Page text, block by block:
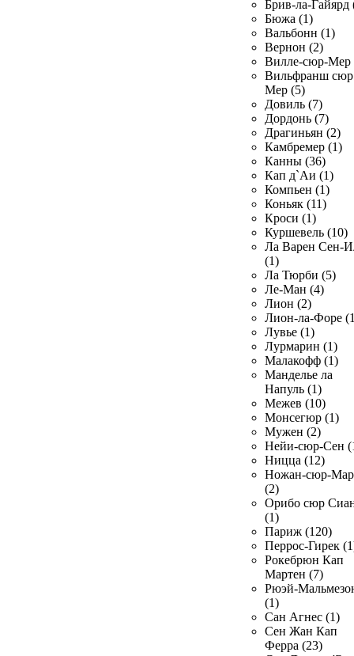
Брив-ла-Гайярд
Бюжа (1)
Вальбонн (1)
Вернон (2)
Вилле-сюр-Мер
Вильфранш сюр
Мер (5)
Довиль (7)
Дордонь (7)
Драгиньян (2)
Камбремер (1)
Канны (36)
Кап д`Аи (1)
Компьен (1)
Коньяк (11)
Кроси (1)
Куршевель (10)
Ла Варен Сен-
(1)
Ла Тюрби (5)
Ле-Ман (4)
Лион (2)
Лион-ла-Форе
Лувье (1)
Лурмарин (1)
Малакофф (1)
Манделье ла
Напуль (1)
Межев (10)
Монсегюр (1)
Мужен (2)
Нейи-сюр-Сен
Ницца (12)
Ножан-сюр-
(2)
Орибо сюр
(1)
Париж (120)
Перрос-Гирек
Рокебрюн Кап
Мартен (7)
Рюэй-
(1)
Сан Агнес (1)
Сен Жан Кап
Ферра (23)